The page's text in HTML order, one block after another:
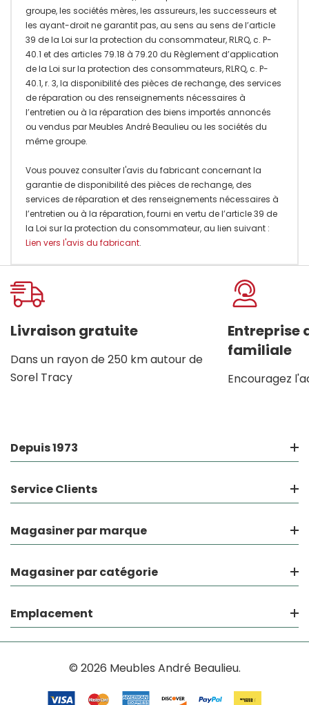
groupe, les sociétés mères, les assureurs, les successeurs et
les ayant-droit ne garantit pas, au sens au sens de l’article
39 de la Loi sur la protection du consommateur, RLRQ, c. P-
40.1 et des articles 79.18 à 79.20 du Règlement d’application
de la Loi sur la protection des consommateurs, RLRQ, c. P-
40.1, r. 3, la disponibilité des pièces de rechange, des services
de réparation ou des renseignements nécessaires à
l’entretien ou à la réparation des biens importés annoncés
ou vendus par Meubles André Beaulieu ou les sociétés du
même groupe.
Vous pouvez consulter l'avis du fabricant concernant la
garantie de disponibilité des pièces de rechange, des
services de réparation et des renseignements nécessaires à
l’entretien ou à la réparation, fourni en vertu de l’article 39 de
la Loi sur la protection du consommateur, au lien suivant :
Lien vers l'avis du fabricant.
Onglet
personnalisé
Livraison gratuite
Dans un rayon de 250 km autour de
Sorel Tracy
Entreprise
familiale
Encouragez
Depuis 1973
Service Clients
Magasiner par marque
Magasiner par catégorie
Emplacement
© 2026 Meubles André Beaulieu.